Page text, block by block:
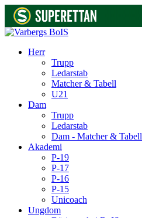
Herr
Trupp
Ledarstab
Matcher & Tabell
U21
Dam
Trupp
Ledarstab
Dam - Matcher & Tabell
Akademi
P-19
P-17
P-16
P-15
Unicoach
Ungdom